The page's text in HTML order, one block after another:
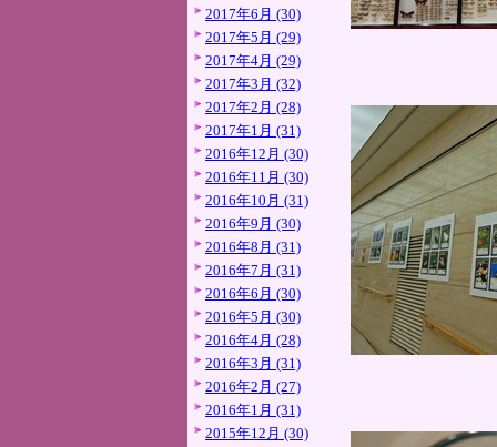
2017年6月 (30)
2017年5月 (29)
2017年4月 (29)
2017年3月 (32)
2017年2月 (28)
2017年1月 (31)
2016年12月 (30)
2016年11月 (30)
2016年10月 (31)
2016年9月 (30)
2016年8月 (31)
2016年7月 (31)
2016年6月 (30)
2016年5月 (30)
2016年4月 (28)
2016年3月 (31)
2016年2月 (27)
2016年1月 (31)
2015年12月 (30)